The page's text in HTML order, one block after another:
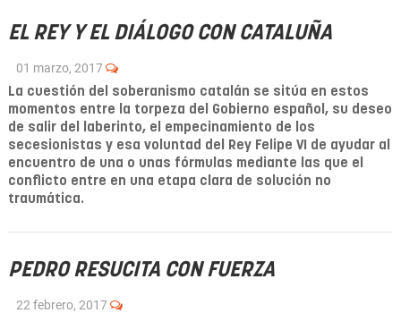
EL REY Y EL DIÁLOGO CON CATALUÑA
01 marzo, 2017
La cuestión del soberanismo catalán se sitúa en estos
momentos entre la torpeza del Gobierno español, su deseo
de salir del laberinto, el empecinamiento de los
secesionistas y esa voluntad del Rey Felipe VI de ayudar al
encuentro de una o unas fórmulas mediante las que el
conflicto entre en una etapa clara de solución no
traumática.
PEDRO RESUCITA CON FUERZA
22 febrero, 2017